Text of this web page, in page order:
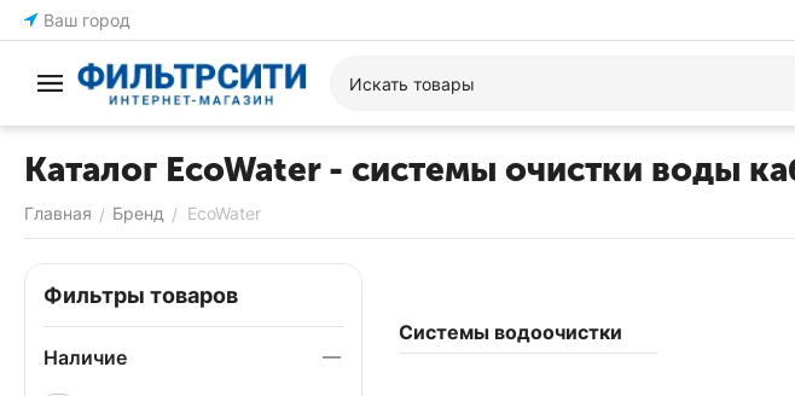
Ваш город
Каталог EcoWater - системы очистки воды
Главная / Бренд / EcoWater
Системы водоочистки
Фильтры товаров
Наличие